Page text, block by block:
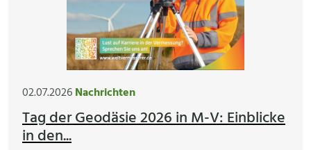
02.07.2026Nachrichten
Tag der Geodäsie 2026 in M-V: Einblicke
in den...